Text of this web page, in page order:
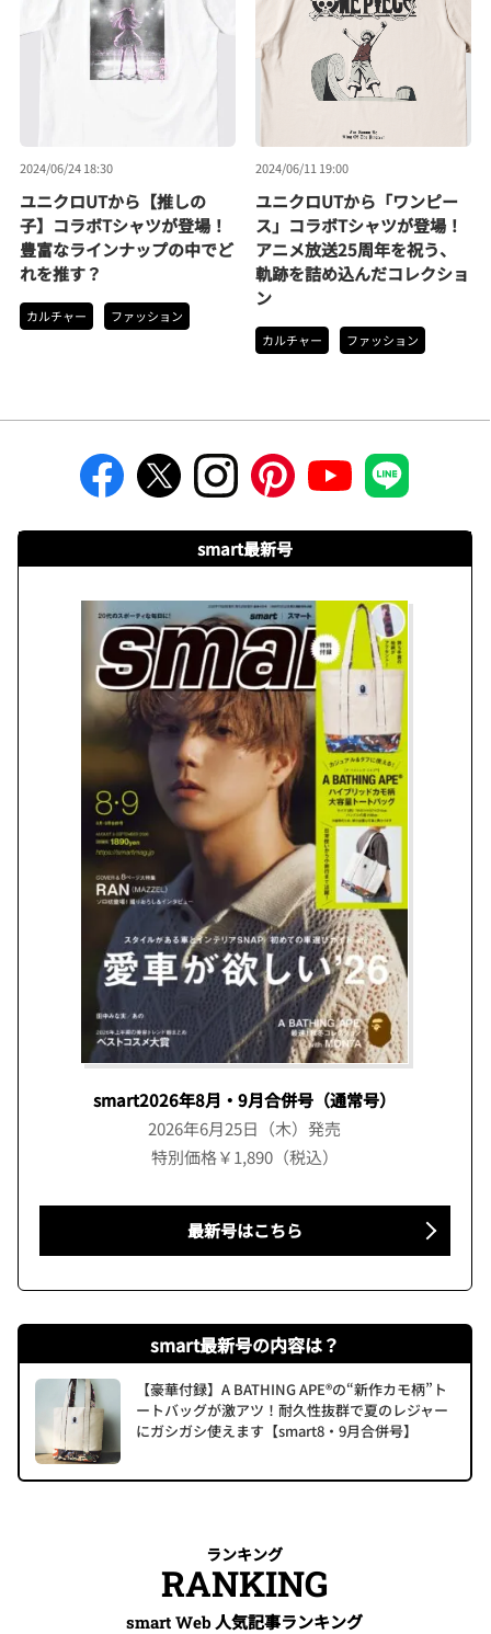
2024/06/24 18:30
ユニクロUTから【推しの
子】コラボTシャツが登場！
豊富なラインナップの中でど
れを推す？
カルチャー ファッション
2024/06/11 19:00
ユニクロUTから「ワンピー
ス」コラボTシャツが登場！
アニメ放送25周年を祝う、
軌跡を詰め込んだコレクショ
ン
カルチャー ファッション
smart最新号
smart2026年8月・9月合併号（通常号）
2026年6月25日（木）発売
特別価格￥1,890（税込）
最新号はこちら
smart最新号の内容は？
【豪華付録】A BATHING APE®の“新作カモ柄”ト
ートバッグが激アツ！耐久性抜群で夏のレジャー
にガシガシ使えます【smart8・9月合併号】
ランキング
RANKING
smart Web 人気記事ランキング